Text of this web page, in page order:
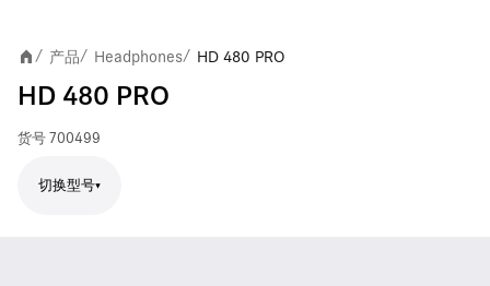
/ 产品/ Headphones/ HD 480 PRO
HD 480 PRO
货号 700499
切换型号